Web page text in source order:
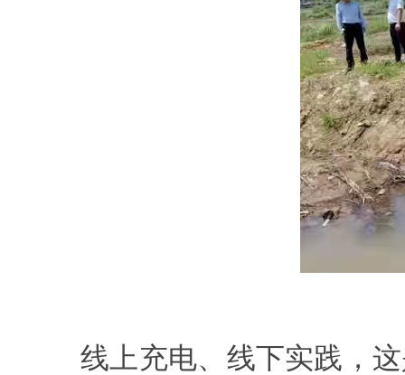
线上充电、线下实践，